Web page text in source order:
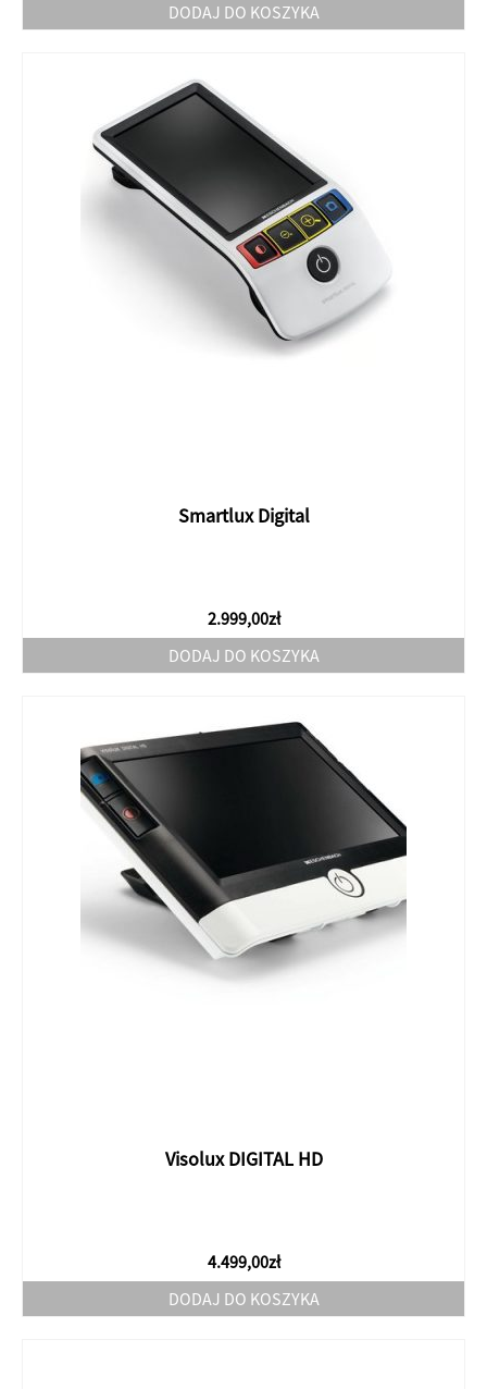
DODAJ DO KOSZYKA
Smartlux Digital
2.999,00zł
DODAJ DO KOSZYKA
Visolux DIGITAL HD
4.499,00zł
DODAJ DO KOSZYKA